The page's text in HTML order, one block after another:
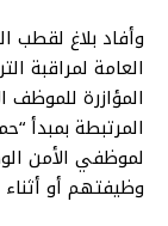
وأفاد بلاغ لقطب
العامة لمراقبة
المؤازرة
المرتبطة بمبدأ
لموظفي الأمن
وظيفتهم أو